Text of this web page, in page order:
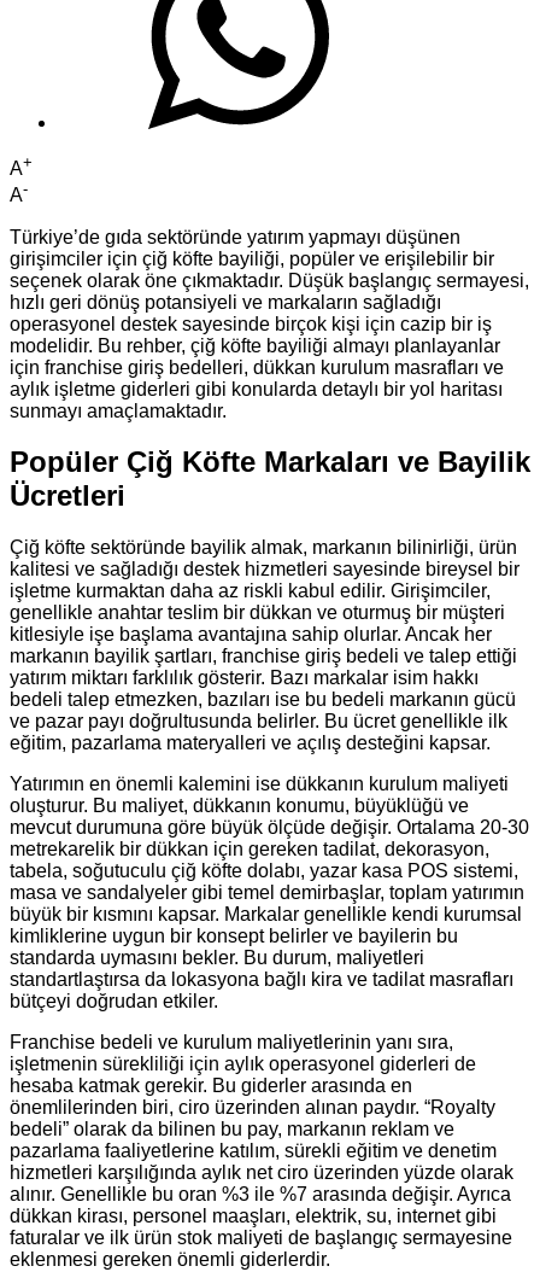
A+
A-
Türkiye’de gıda sektöründe yatırım yapmayı düşünen
girişimciler için çiğ köfte bayiliği, popüler ve erişilebilir bir
seçenek olarak öne çıkmaktadır. Düşük başlangıç sermayesi,
hızlı geri dönüş potansiyeli ve markaların sağladığı
operasyonel destek sayesinde birçok kişi için cazip bir iş
modelidir. Bu rehber, çiğ köfte bayiliği almayı planlayanlar
için franchise giriş bedelleri, dükkan kurulum masrafları ve
aylık işletme giderleri gibi konularda detaylı bir yol haritası
sunmayı amaçlamaktadır.
Popüler Çiğ Köfte Markaları ve Bayilik
Ücretleri
Çiğ köfte sektöründe bayilik almak, markanın bilinirliği, ürün
kalitesi ve sağladığı destek hizmetleri sayesinde bireysel bir
işletme kurmaktan daha az riskli kabul edilir. Girişimciler,
genellikle anahtar teslim bir dükkan ve oturmuş bir müşteri
kitlesiyle işe başlama avantajına sahip olurlar. Ancak her
markanın bayilik şartları, franchise giriş bedeli ve talep ettiği
yatırım miktarı farklılık gösterir. Bazı markalar isim hakkı
bedeli talep etmezken, bazıları ise bu bedeli markanın gücü
ve pazar payı doğrultusunda belirler. Bu ücret genellikle ilk
eğitim, pazarlama materyalleri ve açılış desteğini kapsar.
Yatırımın en önemli kalemini ise dükkanın kurulum maliyeti
oluşturur. Bu maliyet, dükkanın konumu, büyüklüğü ve
mevcut durumuna göre büyük ölçüde değişir. Ortalama 20-30
metrekarelik bir dükkan için gereken tadilat, dekorasyon,
tabela, soğutuculu çiğ köfte dolabı, yazar kasa POS sistemi,
masa ve sandalyeler gibi temel demirbaşlar, toplam yatırımın
büyük bir kısmını kapsar. Markalar genellikle kendi kurumsal
kimliklerine uygun bir konsept belirler ve bayilerin bu
standarda uymasını bekler. Bu durum, maliyetleri
standartlaştırsa da lokasyona bağlı kira ve tadilat masrafları
bütçeyi doğrudan etkiler.
Franchise bedeli ve kurulum maliyetlerinin yanı sıra,
işletmenin sürekliliği için aylık operasyonel giderleri de
hesaba katmak gerekir. Bu giderler arasında en
önemlilerinden biri, ciro üzerinden alınan paydır. “Royalty
bedeli” olarak da bilinen bu pay, markanın reklam ve
pazarlama faaliyetlerine katılım, sürekli eğitim ve denetim
hizmetleri karşılığında aylık net ciro üzerinden yüzde olarak
alınır. Genellikle bu oran %3 ile %7 arasında değişir. Ayrıca
dükkan kirası, personel maaşları, elektrik, su, internet gibi
faturalar ve ilk ürün stok maliyeti de başlangıç sermayesine
eklenmesi gereken önemli giderlerdir.